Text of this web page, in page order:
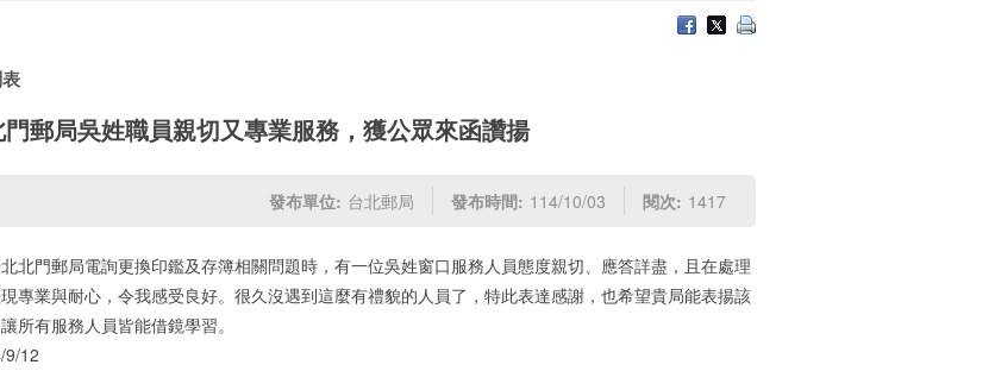
郵局吳姓職員親切又專業服務，獲公眾來函讚揚
發布單位: 台北郵局 發布時間: 114/10/03 閱次: 1417
北門郵局電詢更換印鑑及存簿相關問題時，有一位吳姓窗口服務人員態度親切、應答詳盡，且在處理
專業與耐心，令我感受良好。很久沒遇到這麼有禮貌的人員了，特此表達感謝，也希望貴局能表揚該
所有服務人員皆能借鏡學習。
9/12